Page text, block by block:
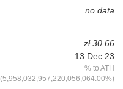
no data
zł 30.66
13 Dec 23
% to ATH
(5,958,032,957,220,056,064.00%)